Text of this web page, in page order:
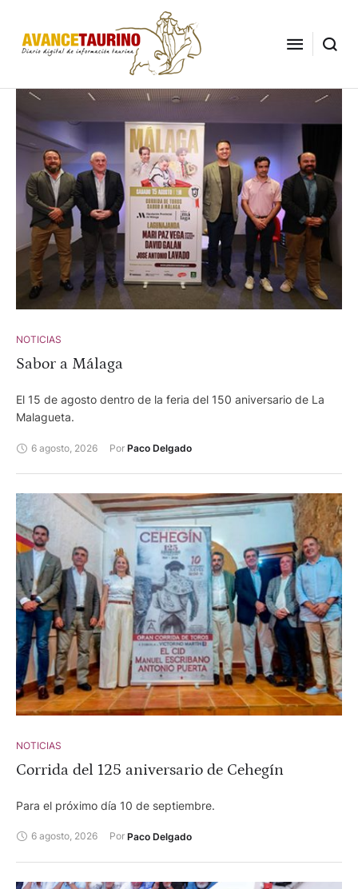
NOTICIAS
Sabor a Málaga
El 15 de agosto dentro de la feria del 150 aniversario de La
Malagueta.
6 agosto, 2026 Por Paco Delgado
NOTICIAS
Corrida del 125 aniversario de Cehegín
Para el próximo día 10 de septiembre.
6 agosto, 2026 Por Paco Delgado